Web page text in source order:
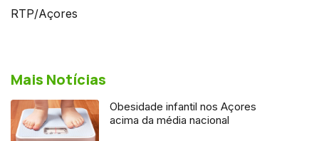
RTP/Açores
Mais Notícias
Obesidade infantil nos Açores
acima da média nacional